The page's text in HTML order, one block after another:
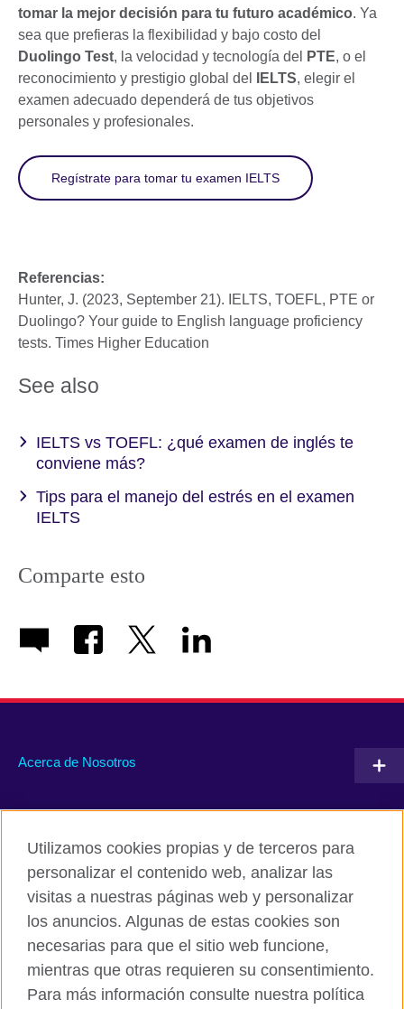
tomar la mejor decisión para tu futuro académico. Ya
sea que prefieras la flexibilidad y bajo costo del
Duolingo Test, la velocidad y tecnología del PTE, o el
reconocimiento y prestigio global del
IELTS, elegir el
examen adecuado dependerá de tus objetivos
personales y profesionales.
Regístrate para tomar tu examen IELTS
Referencias:
Hunter, J. (2023, September 21). IELTS, TOEFL, PTE or
Duolingo? Your guide to English language proficiency
tests. Times Higher Education
See also
IELTS vs TOEFL: ¿qué examen de inglés te
conviene más?
Tips para el manejo del estrés en el examen
IELTS
Comparte esto
Acerca de Nosotros
British Council Global
Políticas de privacidad y condiciones de uso
Utilizamos cookies propias y de terceros para
personalizar el contenido web, analizar las
visitas a nuestras páginas web y personalizar
los anuncios. Algunas de estas cookies son
necesarias para que el sitio web funcione,
mientras que otras requieren su consentimiento.
Para más información consulte nuestra política